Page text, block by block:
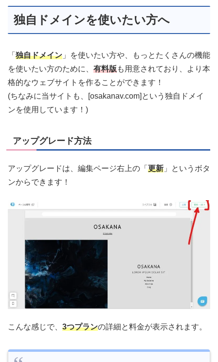
独自ドメインを使いたい方へ
「 独自ドメイン 」を使いたい方や、もっとたくさんの機能
を使いたい方のために、 有料版も用意されており、より本
格的なウェブサイトを作ることができます！
(ちなみに当サイトも、[osakanav.com]という独自ドメイ
ンを使用しています！)
アップグレード方法
アップグレードは、編集ページ右上の「 更新 」というボタ
ンからできます！
こんな感じで、 3つプランの詳細と料金が表示されます。